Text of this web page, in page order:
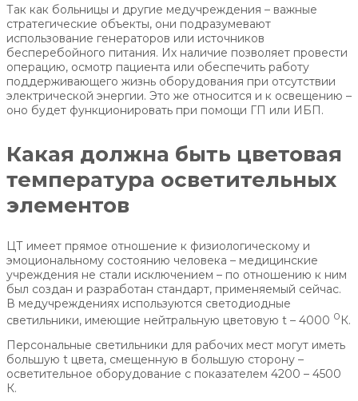
Так как больницы и другие медучреждения – важные
стратегические объекты, они подразумевают
использование генераторов или источников
бесперебойного питания. Их наличие позволяет провести
операцию, осмотр пациента или обеспечить работу
поддерживающего жизнь оборудования при отсутствии
электрической энергии. Это же относится и к освещению –
оно будет функционировать при помощи ГП или ИБП.
Какая должна быть цветовая
температура осветительных
элементов
ЦТ имеет прямое отношение к физиологическому и
эмоциональному состоянию человека – медицинские
учреждения не стали исключением – по отношению к ним
был создан и разработан стандарт, применяемый сейчас.
В медучреждениях используются светодиодные
светильники, имеющие нейтральную цветовую t – 4000 0 К.
Персональные светильники для рабочих мест могут иметь
большую t цвета, смещенную в большую сторону –
осветительное оборудование с показателем 4200 – 4500
К.